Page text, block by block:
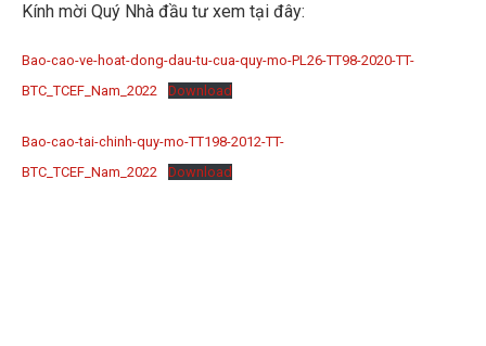
Kính mời Quý Nhà đầu tư xem tại đây:
Bao-cao-ve-hoat-dong-dau-tu-cua-quy-mo-PL26-TT98-2020-TT-
BTC_TCEF_Nam_2022
Download
Bao-cao-tai-chinh-quy-mo-TT198-2012-TT-
BTC_TCEF_Nam_2022
Download